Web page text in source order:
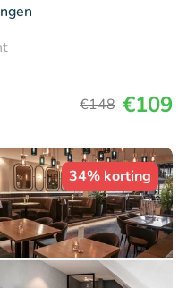
€148 €109
34% korting